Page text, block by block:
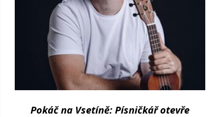
Pokáč na Vsetíně: Písničkář otevře